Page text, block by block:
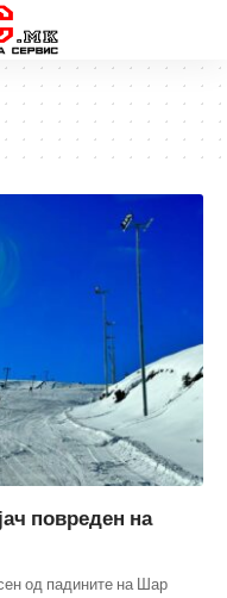
повреден на
од падините на Шар